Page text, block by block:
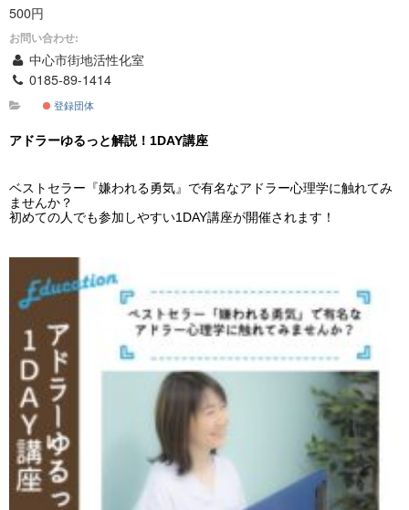
500円
お問い合わせ:
中心市街地活性化室
0185-89-1414
登録団体
アドラーゆるっと解説！1DAY講座
ベストセラー『嫌われる勇気』で有名なアドラー心理学に触れてみ
ませんか？
初めての人でも参加しやすい1DAY講座が開催されます！